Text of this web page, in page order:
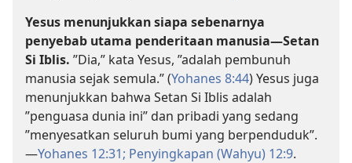
Yesus menunjukkan siapa sebenarnya
penyebab utama penderitaan manusia​—Setan
Si Iblis. ”Dia,” kata Yesus, ”adalah pembunuh
manusia sejak semula.” (Yohanes 8:44) Yesus juga
menunjukkan bahwa Setan Si Iblis adalah
”penguasa dunia ini” dan pribadi yang sedang
”menyesatkan seluruh bumi yang berpenduduk”.​
—Yohanes 12:31; Penyingkapan (Wahyu) 12:9.